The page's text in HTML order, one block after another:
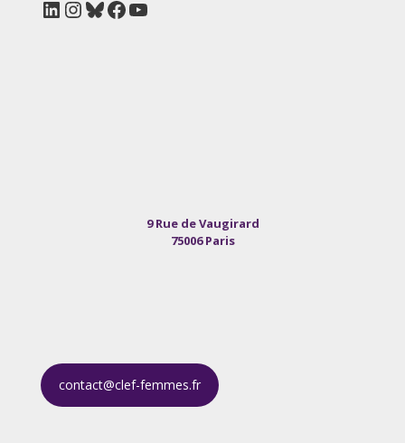
LinkedIn
Instagram
Bluesky
Facebook
YouTube
9 Rue de Vaugirard
75006 Paris
contact@clef-femmes.fr